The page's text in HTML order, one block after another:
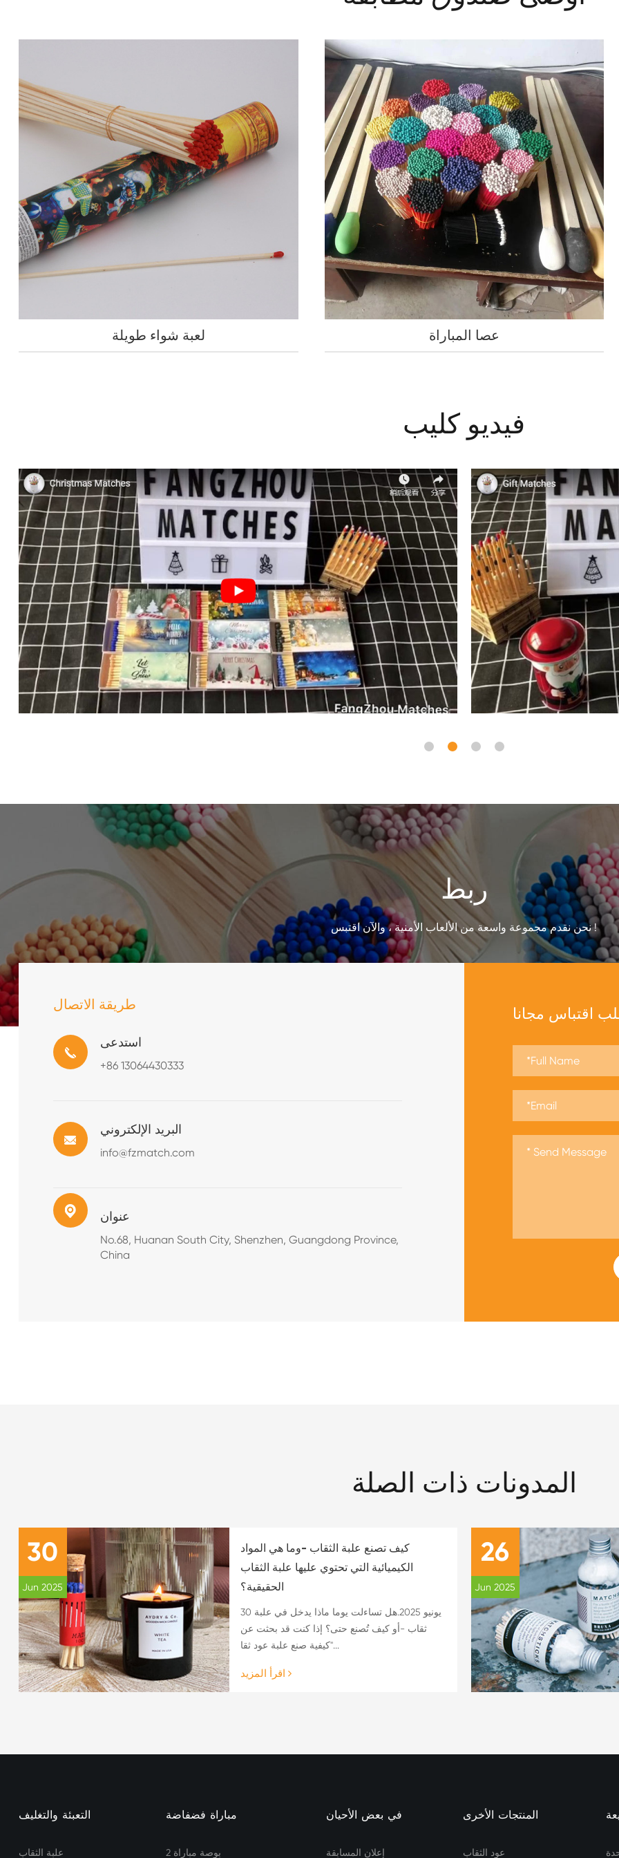
لعبة شواء طويلة عصا المباراة
فيديو كليب
ربط
نحن نقدم مجموعة واسعة من الألعاب الأمنية ، والآن اقتبس !
طريقة الاتصال
استدعى
+86 13064430333
البريد الإلكتروني
info@fzmatch.com
عنوان
No.68, Huanan South City, Shenzhen, Guangdong Province,
China
اقتباس مجانا
المدونات ذات الصلة
30
Jun 2025
كيف تصنع علبة الثقاب -وما هي المواد
الكيميائية التي تحتوي عليها علبة الثقاب
الحقيقية؟
30 يونيو 2025.هل تساءلت يوما ماذا يدخل في علبة
ثقاب -أو كيف تُصنع حتى؟ إذا كنت قد بحثت عن
"كيفية صنع علبة عود ثقا...
26
Jun 2025
التعبئة والتغليف
علبة الثقاب
مباراة فضفاضة
2 بوصة مباراة
في بعض الأحيان
إعلان المسابقة
المنتجات الأخرى
عود الثقاب